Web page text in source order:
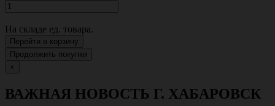
На складе ед. товара.
Перейти в корзину
Продолжить покупки
×
ВАЖНАЯ НОВОСТЬ Г. ХАБАРОВСК